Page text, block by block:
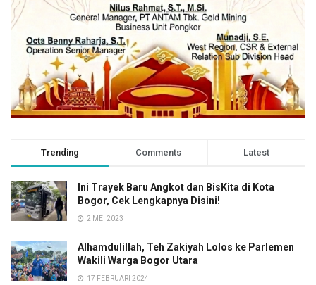
Trending Comments Latest
Ini Trayek Baru Angkot dan BisKita di Kota
Bogor, Cek Lengkapnya Disini!
2 MEI 2023
Alhamdulillah, Teh Zakiyah Lolos ke Parlemen
Wakili Warga Bogor Utara
17 FEBRUARI 2024